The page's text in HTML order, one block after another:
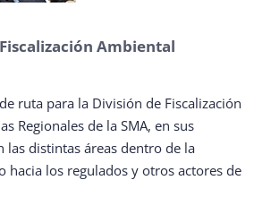
Ambiental
ruta para la División de Fiscalización
Regionales de la SMA, en sus
las distintas áreas dentro de la
hacia los regulados y otros actores de